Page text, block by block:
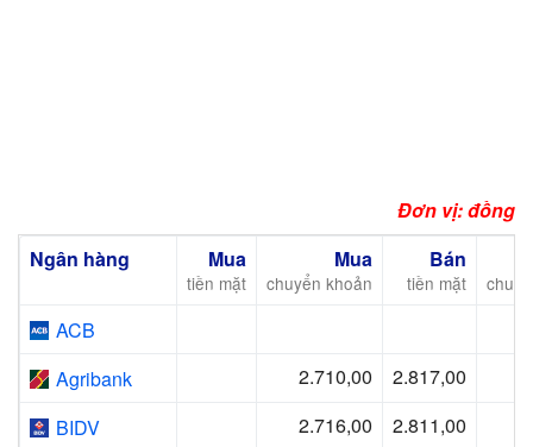
Đơn vị: đồng
Ngân hàng
Mua
tiền mặt
Mua
chuyển khoản
Bán
tiền mặt
ACB
Agribank
2.710,00
2.817,00
BIDV
2.716,00
2.811,00